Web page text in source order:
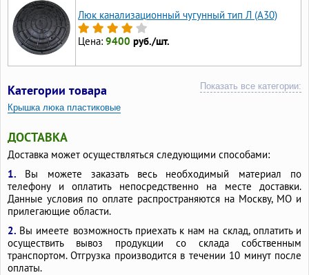
Люк канализационный чугунный тип Л (А30)
Цена: 9400 руб./шт.
Категории товара Показать все категории:
Крышка люка пластиковые
ДОСТАВКА
Доставка может осуществляться следующими способами:
1. Вы можете заказать весь необходимый материал по
телефону и оплатить непосредственно на месте доставки.
Данные условия по оплате распространяются на Москву, МО и
прилегающие области.
2. Вы имеете возможность приехать к нам на склад, оплатить и
осуществить вывоз продукции со склада собственным
транспортом. Отгрузка производится в течении 10 минут после
оплаты.